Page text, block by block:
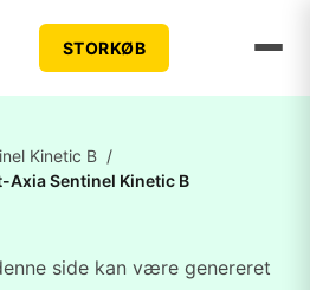
STORKØB
Kinetic B /
Sentinel Kinetic B
side kan være genereret